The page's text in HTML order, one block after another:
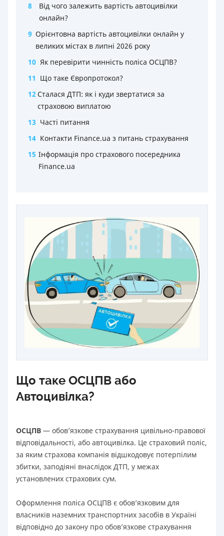
8
Від чого залежить вартість автоцивілки
онлайн?
9 Орієнтовна вартість автоцивілки онлайн у
великих містах в липні 2026 року
10 Як перевірити чинність поліса ОСЦПВ?
11 Що таке Європротокол?
12Сталася ДТП: як і куди звертатися за
страховою виплатою
13 Часті питання
14 Контакти Finance.ua з питань страхування
15 Інформація про страхового посередника
Finance.ua
Що таке ОСЦПВ або
Автоцивілка?
ОСЦПВ — обов’язкове страхування цивільно-правової
відповідальності, або автоцивілка. Це страховий поліс,
за яким страхова компанія відшкодовує потерпілим
збитки, заподіяні внаслідок ДТП, у межах
установлених страхових сум.
Оформлення поліса ОСЦПВ є обов’язковим для
власників наземних транспортних засобів в Україні
відповідно до закону про обов’язкове страхування